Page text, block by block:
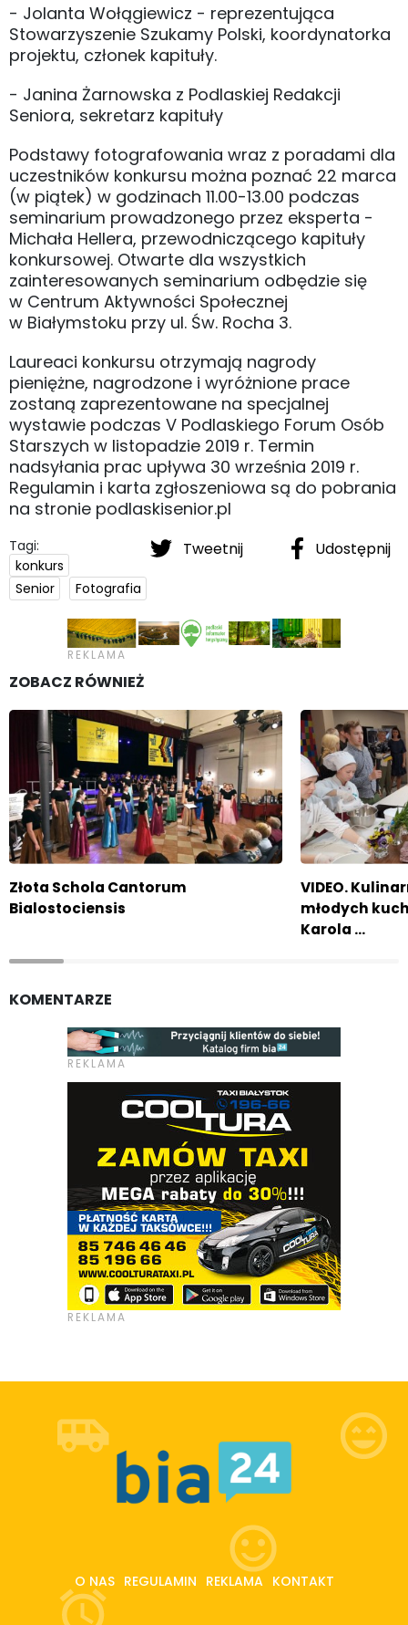
- Jolanta Wołągiewicz - reprezentująca
Stowarzyszenie Szukamy Polski, koordynatorka
projektu, członek kapituły.
- Janina Żarnowska z Podlaskiej Redakcji
Seniora, sekretarz kapituły
Podstawy fotografowania wraz z poradami dla
uczestników konkursu można poznać 22 marca
(w piątek) w godzinach 11.00-13.00 podczas
seminarium prowadzonego przez eksperta -
Michała Hellera, przewodniczącego kapituły
konkursowej. Otwarte dla wszystkich
zainteresowanych seminarium odbędzie się
w Centrum Aktywności Społecznej
w Białymstoku przy ul. Św. Rocha 3.
Laureaci konkursu otrzymają nagrody
pieniężne, nagrodzone i wyróżnione prace
zostaną zaprezentowane na specjalnej
wystawie podczas V Podlaskiego Forum Osób
Starszych w listopadzie 2019 r. Termin
nadsyłania prac upływa 30 września 2019 r.
Regulamin i karta zgłoszeniowa są do pobrania
na stronie podlaskisenior.pl
Tweetnij Udostępnij
Tagi:
konkurs
Senior
Fotografia
ZOBACZ RÓWNIEŻ
Złota Schola Cantorum
Bialostociensis
VIDEO.
młodych
Karola …
KOMENTARZE
O NAS REGULAMIN REKLAMA KONTAKT